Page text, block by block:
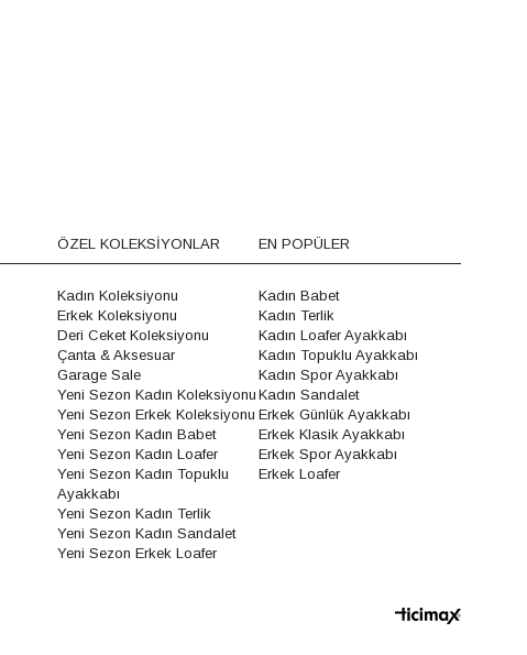
ÖZEL KOLEKSİYONLAR
Kadın Koleksiyonu
Erkek Koleksiyonu
Deri Ceket Koleksiyonu
Çanta & Aksesuar
Garage Sale
Yeni Sezon Kadın Koleksiyonu
Yeni Sezon Erkek Koleksiyonu
Yeni Sezon Kadın Babet
Yeni Sezon Kadın Loafer
Yeni Sezon Kadın Topuklu
Ayakkabı
Yeni Sezon Kadın Terlik
Yeni Sezon Kadın Sandalet
Yeni Sezon Erkek Loafer
EN POPÜLER
Kadın Babet
Kadın Terlik
Kadın Loafer Ayakkabı
Kadın Topuklu Ayakkabı
Kadın Spor Ayakkabı
Kadın Sandalet
Erkek Günlük Ayakkabı
Erkek Klasik Ayakkabı
Erkek Spor Ayakkabı
Erkek Loafer